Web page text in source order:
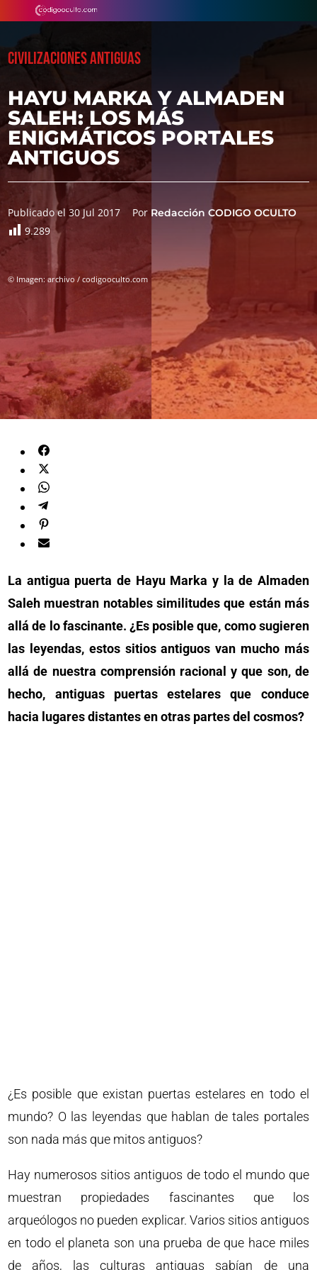
CIVILIZACIONES ANTIGUAS
HAYU MARKA Y ALMADEN
SALEH: LOS MÁS
ENIGMÁTICOS PORTALES
ANTIGUOS
Publicado el 30 Jul 2017 Por Redacción CODIGO OCULTO
9.289
© Imagen: archivo / codigooculto.com
La antigua puerta de Hayu Marka y la de Almaden
Saleh muestran notables similitudes que están más
allá de lo fascinante. ¿Es posible que, como sugieren
las leyendas, estos sitios antiguos van mucho más
allá de nuestra comprensión racional y que son, de
hecho, antiguas puertas estelares que conduce
hacia lugares distantes en otras partes del cosmos?
¿Es posible que existan puertas estelares en todo el
mundo? O las leyendas que hablan de tales portales
son nada más que mitos antiguos?
Hay numerosos sitios antiguos de todo el mundo que
muestran propiedades fascinantes que los
arqueólogos no pueden explicar. Varios sitios antiguos
en todo el planeta son una prueba de que hace miles
de años, las culturas antiguas sabían de una